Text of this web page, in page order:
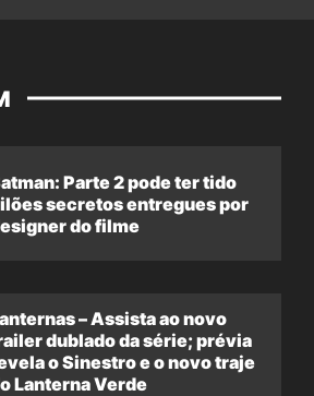
Parte 2 pode ter tido
secretos entregues por
do filme
– Assista ao novo
dublado da série; prévia
o Sinestro e o novo traje
Lanterna Verde